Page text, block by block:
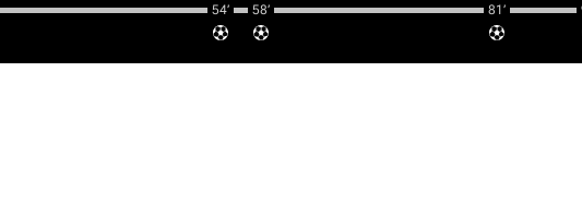
54‎’‎ 58‎’‎ 81‎’‎